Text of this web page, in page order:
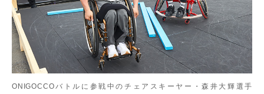
ONIGOCCOバトルに参戦中のチェアスキーヤー・森井大輝選手